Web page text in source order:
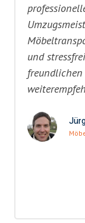
und
freundlichen